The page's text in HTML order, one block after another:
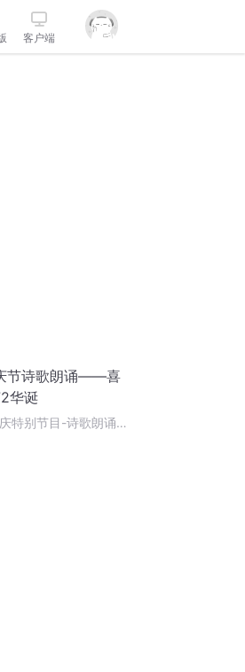
客户端
节诗歌朗诵——喜
华诞
特别节目-诗歌朗诵-